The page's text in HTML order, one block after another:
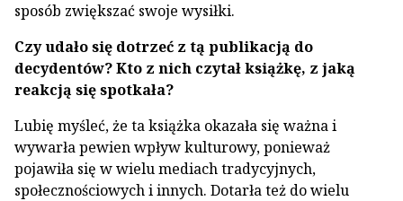
sposób zwiększać swoje wysiłki.
Czy udało się dotrzeć z tą publikacją do
decydentów? Kto z nich czytał książkę, z jaką
reakcją się spotkała?
Lubię myśleć, że ta książka okazała się ważna i
wywarła pewien wpływ kulturowy, ponieważ
pojawiła się w wielu mediach tradycyjnych,
społecznościowych i innych. Dotarła też do wielu